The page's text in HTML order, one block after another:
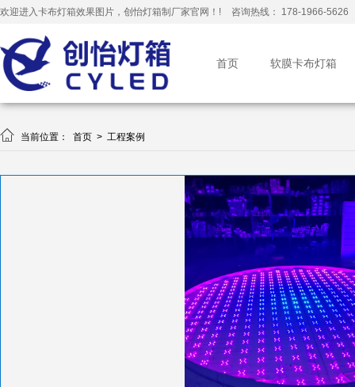
欢迎进入卡布灯箱效果图片，创怡灯箱制厂家官网！! 咨询热线： 178-1966-5626
首页 软膜卡布灯箱
 当前位置： 首页 > 工程案例